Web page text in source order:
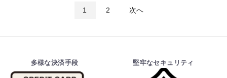
1 2 次へ
多様な決済手段 堅牢なセキュリティ